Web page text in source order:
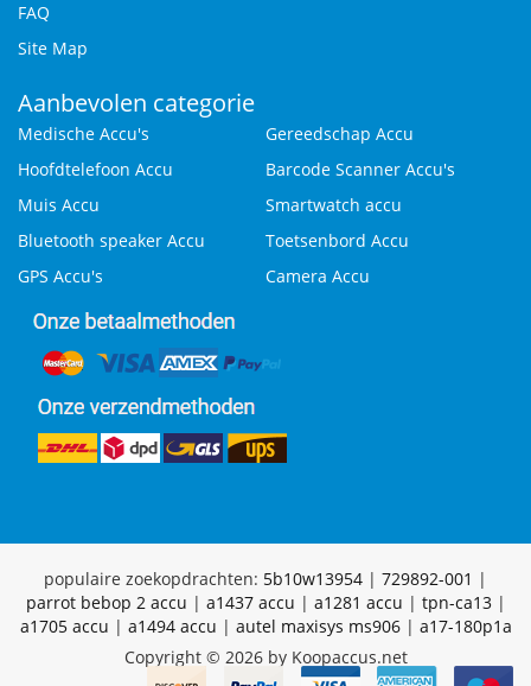
FAQ
Site Map
Aanbevolen categorie
Medische Accu's
Gereedschap Accu
Hoofdtelefoon Accu
Barcode Scanner Accu's
Muis Accu
Smartwatch accu
Bluetooth speaker Accu
Toetsenbord Accu
GPS Accu's
Camera Accu
populaire zoekopdrachten: 5b10w13954 | 729892-001 |
parrot bebop 2 accu | a1437 accu | a1281 accu | tpn-ca13|
a1705 accu | a1494 accu | autel maxisys ms906| a17-180p1a
Copyright © 2026 by Koopaccus.net